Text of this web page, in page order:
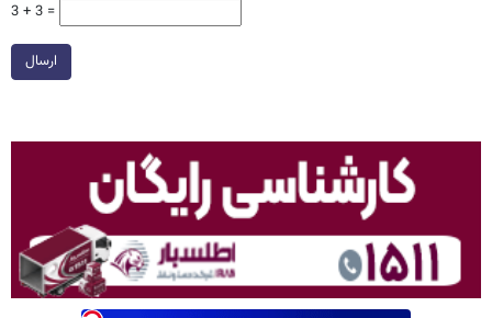
3 + 3 =
ارسال